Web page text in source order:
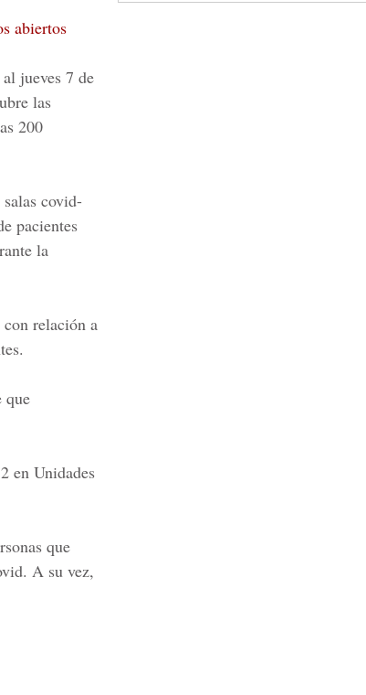
abiertos
jueves 7 de
las
200
covid-
pacientes
la
relación a
que
en Unidades
que
A su vez,